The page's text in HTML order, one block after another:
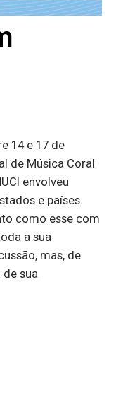
14 e 17 de
de Música Coral
envolveu
e países.
como esse com
a sua
mas, de
sua